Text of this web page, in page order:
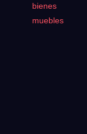
bienes
muebles